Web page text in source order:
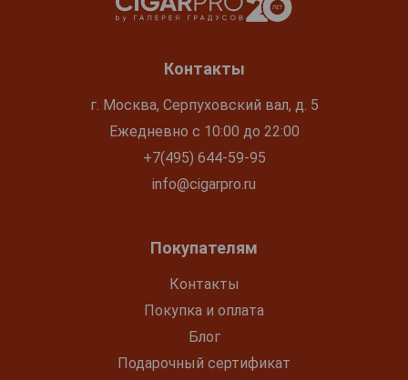
Контакты
г. Москва, Серпуховский вал, д. 5
Ежедневно с 10:00 до 22:00
+7(495) 644-59-95
info@cigarpro.ru
Покупателям
Контакты
Покупка и оплата
Блог
Подарочный сертификат